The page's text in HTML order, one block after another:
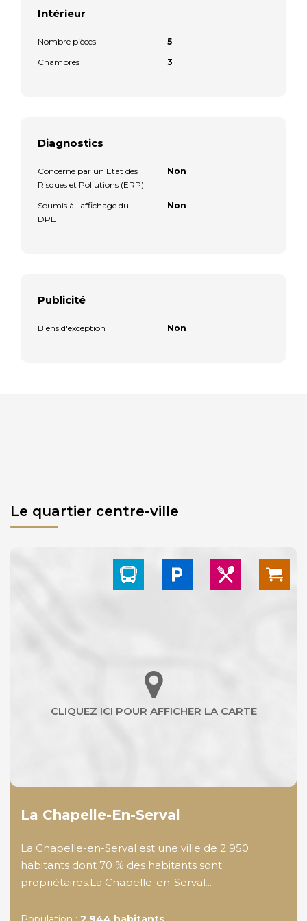
Intérieur
Nombre pièces
5
Chambres
3
Diagnostics
Concerné par un Etat des
Risques et Pollutions (ERP)
Non
Soumis à l'affichage du
DPE
Non
Publicité
Biens d'exception Non
Le quartier centre-ville
La Chapelle-En-Serval
La Chapelle-en-Serval est une ville de 2 950
habitants dont 70 % des habitants sont
propriétaires.La Chapelle-en-Serval...